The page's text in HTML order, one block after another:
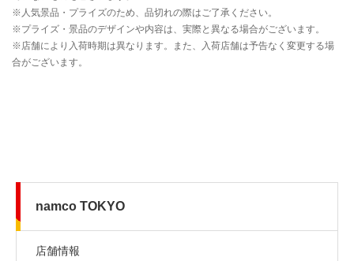
namco TOKYO
店舗情報